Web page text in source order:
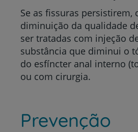
Se as fissuras persistirem,
diminuição da qualidade
ser tratadas com injeção
substância que diminui o
do esfíncter anal interno
ou com cirurgia.
Prevenção